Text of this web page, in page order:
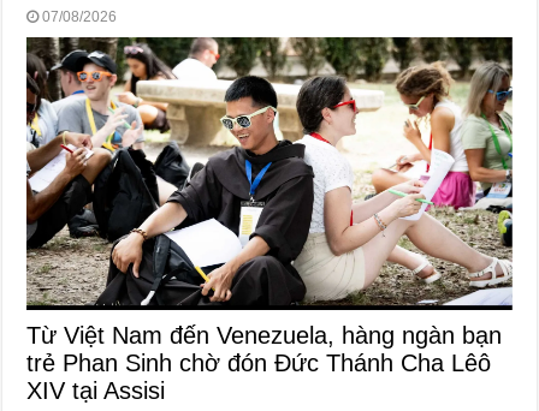
07/08/2026
Từ Việt Nam đến Venezuela, hàng ngàn bạn
trẻ Phan Sinh chờ đón Đức Thánh Cha Lêô
XIV tại Assisi